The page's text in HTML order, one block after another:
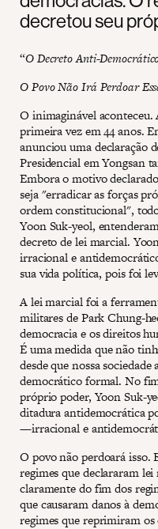
decretou seu
“O Decreto Anti-
O Povo Não Irá Perdoar
O inimaginável
primeira vez em 44 anos.
anunciou uma declaração
Presidencial em Yongsan
Embora o motivo
seja "erradicar as forças
ordem constitucional",
Yoon Suk-yeol,
decreto de lei marcial.
irracional e
sua vida política, pois foi
A lei marcial foi a
militares de Park Chung-
democracia e os direitos
É uma medida que não
desde que nossa
democrático formal. No
próprio poder, Yoon Suk-
ditadura antidemocrática
—irracional e
O povo não perdoará isso.
regimes que declararam
claramente do fim dos
que causaram danos à
regimes que reprimiram os